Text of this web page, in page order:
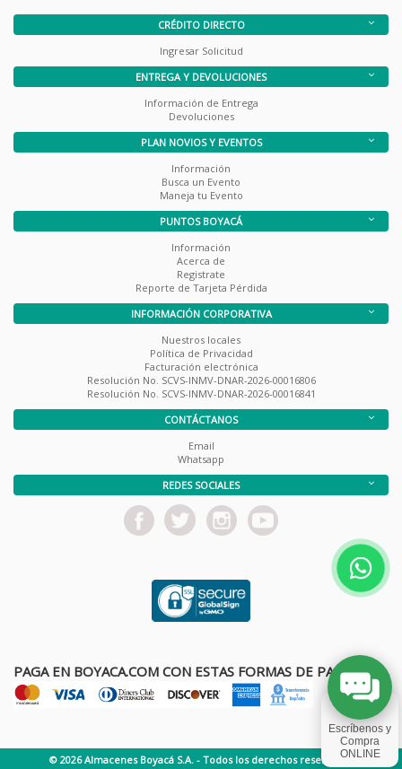
CRÉDITO DIRECTO
Ingresar Solicitud
ENTREGA Y DEVOLUCIONES
Información de Entrega
Devoluciones
PLAN NOVIOS Y EVENTOS
Información
Busca un Evento
Maneja tu Evento
PUNTOS BOYACÁ
Información
Acerca de
Registrate
Reporte de Tarjeta Pérdida
INFORMACIÓN CORPORATIVA
Nuestros locales
Política de Privacidad
Facturación electrónica
Resolución No. SCVS-INMV-DNAR-2026-00016806
Resolución No. SCVS-INMV-DNAR-2026-00016841
CONTÁCTANOS
Email
Whatsapp
REDES SOCIALES
PAGA EN BOYACA.COM CON ESTAS FORMAS DE PAGO
© 2026 Almacenes Boyacá S.A. - Todos los derechos reservados